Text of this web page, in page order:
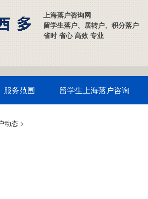
上海落户咨询网
留学生落户、居转户、积分落户
省时 省心 高效 专业
服务范围 留学生上海落户咨询
动态 >